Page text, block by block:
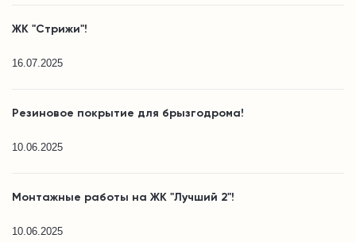
ЖК "Стрижи"!
16.07.2025
Резиновое покрытие для брызгодрома!
10.06.2025
Монтажные работы на ЖК "Лучший 2"!
10.06.2025